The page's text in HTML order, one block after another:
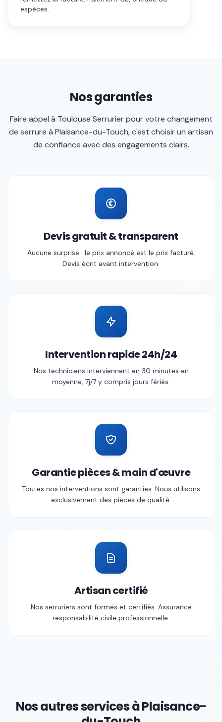
espèces.
Nos garanties
Faire appel à Toulouse Serrurierpour votre changement
de serrure à Plaisance-du-Touch, c'est choisir un artisan
de confiance avec des engagements clairs.
Devis gratuit & transparent
Aucune surprise : le prix annoncé est le prix facturé.
Devis écrit avant intervention.
Intervention rapide 24h/24
Nos techniciens interviennent en 30 minutes en
moyenne, 7j/7 y compris jours fériés.
Garantie pièces & main d'œuvre
Toutes nos interventions sont garanties. Nous utilisons
exclusivement des pièces de qualité.
Artisan certifié
Nos serruriers sont formés et certifiés. Assurance
responsabilité civile professionnelle.
Nos autres services àPlaisance-